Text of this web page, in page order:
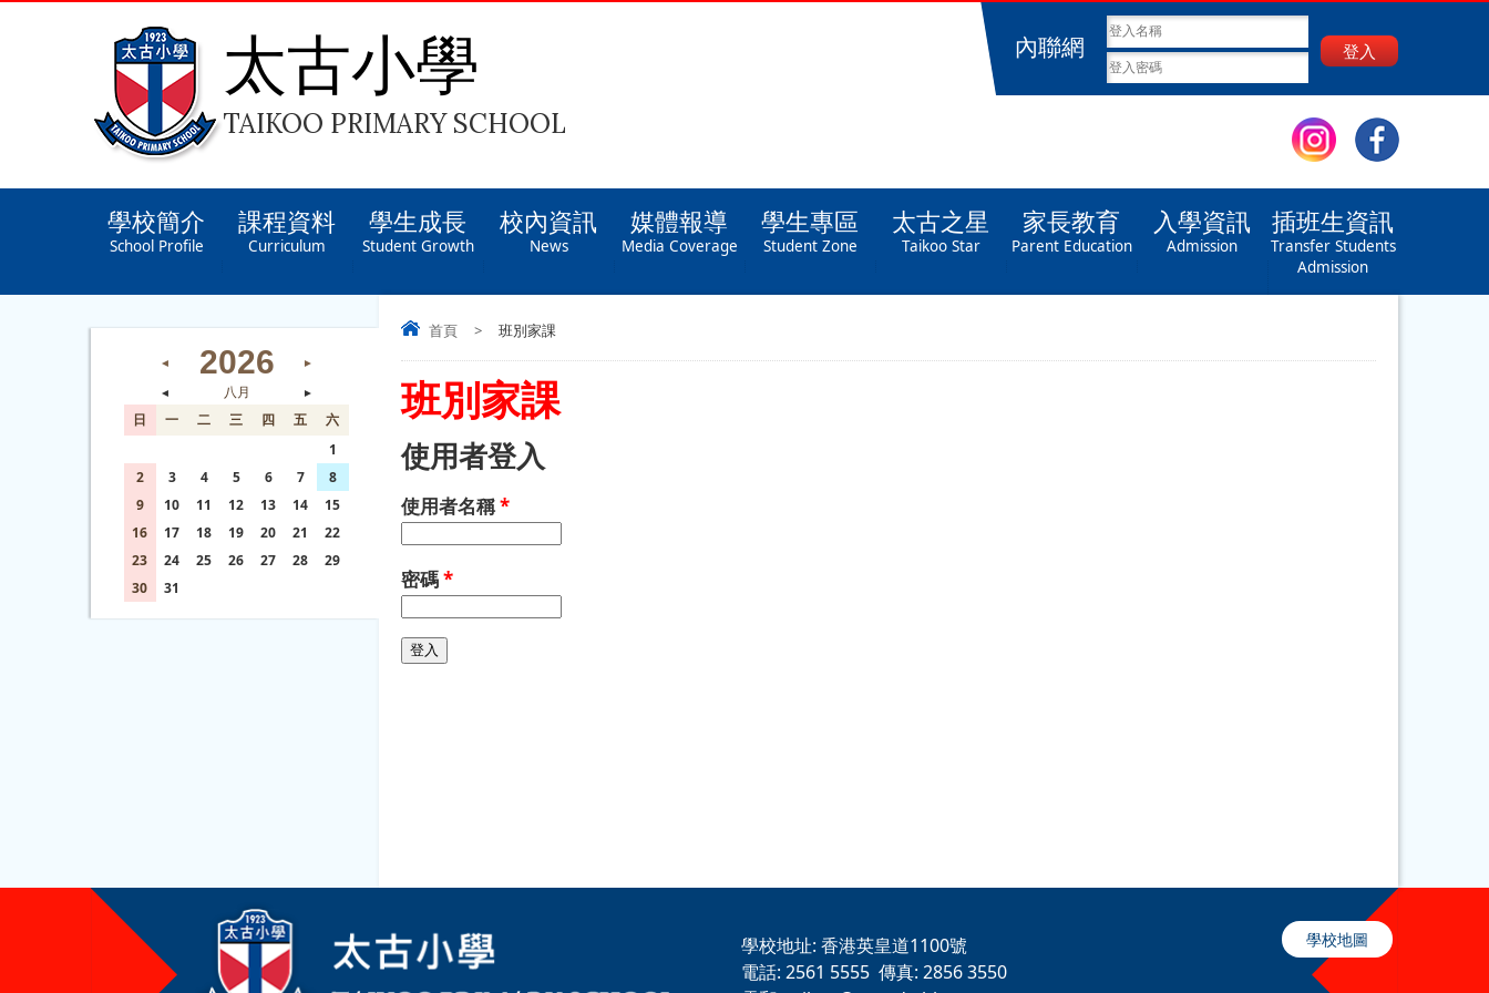
太古小學
TAIKOO PRIMARY SCHOOL
內聯網 登入
學校簡介
School Profile
課程資料
Curriculum
學生成長
Student Growth
校內資訊
News
媒體報導
Media Coverage
學生專區
Student Zone
太古之星
Taikoo Star
家長教育
Parent Education
入學資訊
Admission
插班生資訊
Transfer Students
Admission
首頁 > 班別家課
班別家課
使用者登入
使用者名稱*
密碼*
◄ 2026
►
◄
八月 ►
日 一 二 三 四 五
六
1
2
3 4 5 6 7
8
9
10 11 12 13 14
15
16
17 18 19 20 21
22
23
24 25 26 27 28
29
30
31
學校地址: 香港英皇道1100號
電話: 2561 5555 傳真: 2856 3550
學校地圖